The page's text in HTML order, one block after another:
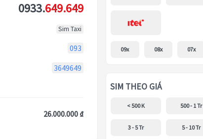
0933.649.649
Sim Taxi
093
3649649
26.000.000 ₫
09x 08x 07x
SIM THEO GIÁ
< 500 K 500 - 1 Tr
3 - 5 Tr 5 - 10 Tr